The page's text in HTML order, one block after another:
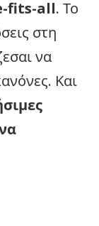
fits-all. Το
στη
να
Και